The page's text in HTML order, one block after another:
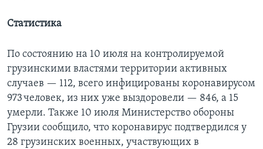
Статистика
По состоянию на 10 июля на контролируемой
грузинскими властями территории активных
случаев — 112, всего инфицированы коронавирусом
973 человек, из них уже выздоровели — 846, а 15
умерли. Также 10 июля Министерство обороны
Грузии сообщило, что коронавирус подтвердился у
28 грузинских военных, участвующих в